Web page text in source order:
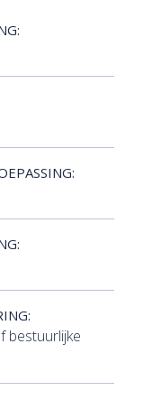
bestuurlijke